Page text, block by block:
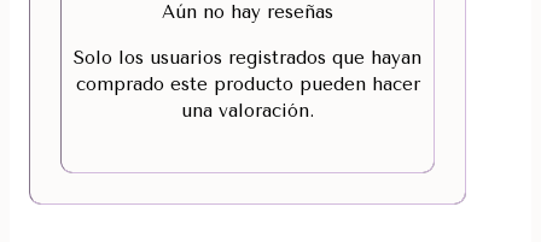
Aún no hay reseñas
Solo los usuarios registrados que hayan
comprado este producto pueden hacer
una valoración.